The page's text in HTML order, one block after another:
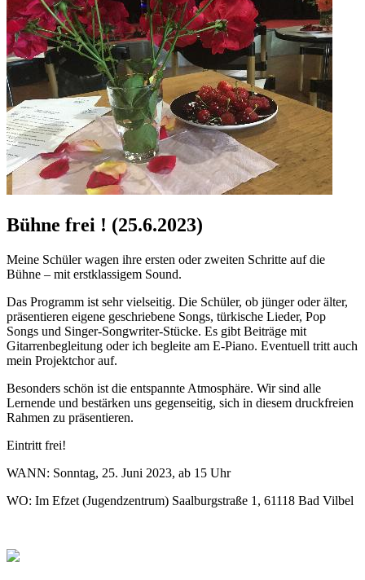
Bühne frei ! (25.6.2023)
Meine Schüler wagen ihre ersten oder zweiten Schritte auf die
Bühne – mit erstklassigem Sound.
Das Programm ist sehr vielseitig. Die Schüler, ob jünger oder älter,
präsentieren eigene geschriebene Songs, türkische Lieder, Pop
Songs und Singer-Songwriter-Stücke. Es gibt Beiträge mit
Gitarrenbegleitung oder ich begleite am E-Piano. Eventuell tritt auch
mein Projektchor auf.
Besonders schön ist die entspannte Atmosphäre. Wir sind alle
Lernende und bestärken uns gegenseitig, sich in diesem druckfreien
Rahmen zu präsentieren.
Eintritt frei!
WANN: Sonntag, 25. Juni 2023, ab 15 Uhr
WO: Im Efzet (Jugendzentrum) Saalburgstraße 1, 61118 Bad Vilbel